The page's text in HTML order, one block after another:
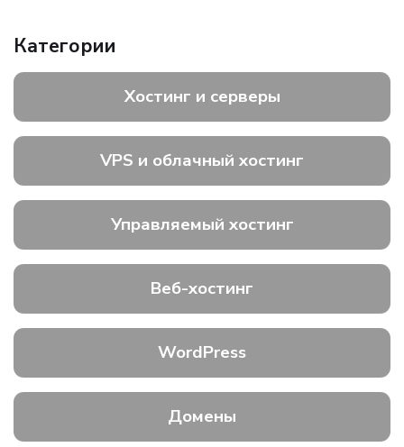
Категории
Хостинг и серверы
VPS и облачный хостинг
Управляемый хостинг
Веб-хостинг
WordPress
Домены